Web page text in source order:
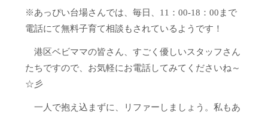
※あっぴい台場さんでは、毎日、11：00-18：00まで
電話にて無料子育て相談もされているようです！
港区ベビママの皆さん、すごく優しいスタッフさん
たちですので、お気軽にお電話してみてくださいね～
☆彡
一人で抱え込まずに、リファーしましょう。私もあ